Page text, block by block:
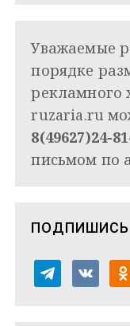
Уважаемые
порядке
рекламного
ruzaria.ru
8(49627)24-
письмом по
ПОДПИШИСЬ
e
v
k
d